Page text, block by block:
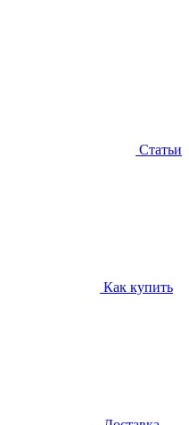
Статьи
Как купить